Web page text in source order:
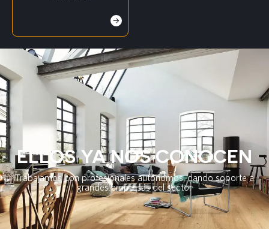
ELLOS YA NOS CONOCEN
Trabajamos con profesionales autónomos, dando soporte a
grandes empresas del sector